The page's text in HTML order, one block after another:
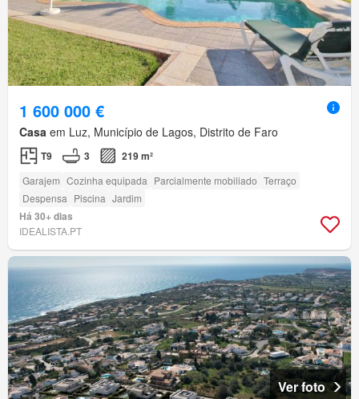
1 600 000 €
Casa em Luz, Município de Lagos, Distrito de Faro
T9 3 219 m²
Garajem Cozinha equipada Parcialmente mobiliado Terraço
Despensa Piscina Jardim
Há 30+ dias
IDEALISTA.PT
Ver foto